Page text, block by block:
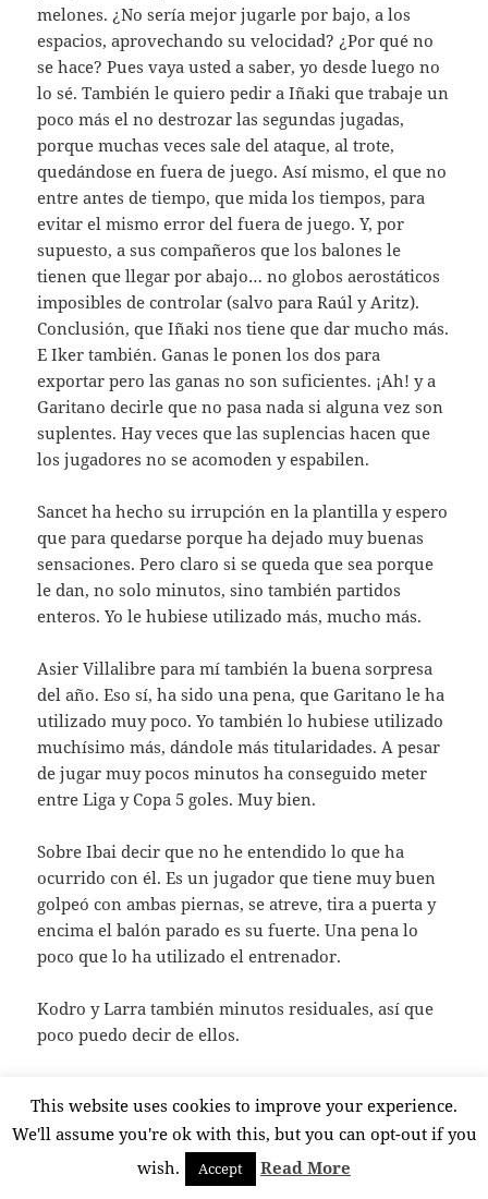
melones. ¿No sería mejor jugarle por bajo, a los
espacios, aprovechando su velocidad? ¿Por qué no
se hace? Pues vaya usted a saber, yo desde luego no
lo sé. También le quiero pedir a Iñaki que trabaje un
poco más el no destrozar las segundas jugadas,
porque muchas veces sale del ataque, al trote,
quedándose en fuera de juego. Así mismo, el que no
entre antes de tiempo, que mida los tiempos, para
evitar el mismo error del fuera de juego. Y, por
supuesto, a sus compañeros que los balones le
tienen que llegar por abajo… no globos aerostáticos
imposibles de controlar (salvo para Raúl y Aritz).
Conclusión, que Iñaki nos tiene que dar mucho más.
E Iker también. Ganas le ponen los dos para
exportar pero las ganas no son suficientes. ¡Ah! y a
Garitano decirle que no pasa nada si alguna vez son
suplentes. Hay veces que las suplencias hacen que
los jugadores no se acomoden y espabilen.
Sancet ha hecho su irrupción en la plantilla y espero
que para quedarse porque ha dejado muy buenas
sensaciones. Pero claro si se queda que sea porque
le dan, no solo minutos, sino también partidos
enteros. Yo le hubiese utilizado más, mucho más.
Asier Villalibre para mí también la buena sorpresa
del año. Eso sí, ha sido una pena, que Garitano le ha
utilizado muy poco. Yo también lo hubiese utilizado
muchísimo más, dándole más titularidades. A pesar
de jugar muy pocos minutos ha conseguido meter
entre Liga y Copa 5 goles. Muy bien.
Sobre Ibai decir que no he entendido lo que ha
ocurrido con él. Es un jugador que tiene muy buen
golpeó con ambas piernas, se atreve, tira a puerta y
encima el balón parado es su fuerte. Una pena lo
poco que lo ha utilizado el entrenador.
Kodro y Larra también minutos residuales, así que
poco puedo decir de ellos.
decir, que 8 de ellos han sido los que han acaparado
la mayor parte de los minutos, mientras otro buen
montón casi no han participado. Esto ha hecho que
los que han jugado tanto hayan acabado muertos
This website uses cookies to improve your experience.
We'll assume you're ok with this, but you can opt-out if you
wish.
Accept Read More